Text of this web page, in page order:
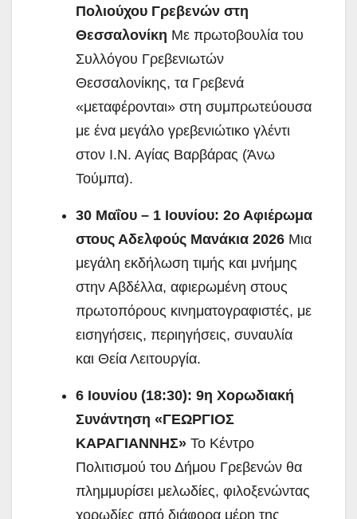
Πολιούχου Γρεβενών στη
Θεσσαλονίκη Με πρωτοβουλία του
Συλλόγου Γρεβενιωτών
Θεσσαλονίκης, τα Γρεβενά
«μεταφέρονται» στη συμπρωτεύουσα
με ένα μεγάλο γρεβενιώτικο γλέντι
στον Ι.Ν. Αγίας Βαρβάρας (Άνω
Τούμπα).
30 Μαΐου – 1 Ιουνίου: 2ο Αφιέρωμα
στους Αδελφούς Μανάκια 2026 Μια
μεγάλη εκδήλωση τιμής και μνήμης
στην Αβδέλλα, αφιερωμένη στους
πρωτοπόρους κινηματογραφιστές, με
εισηγήσεις, περιηγήσεις, συναυλία
και Θεία Λειτουργία.
6 Ιουνίου (18:30): 9η Χορωδιακή
Συνάντηση «ΓΕΩΡΓΙΟΣ
ΚΑΡΑΓΙΑΝΝΗΣ» Το Κέντρο
Πολιτισμού του Δήμου Γρεβενών θα
πλημμυρίσει μελωδίες, φιλοξενώντας
χορωδίες από διάφορα μέρη της